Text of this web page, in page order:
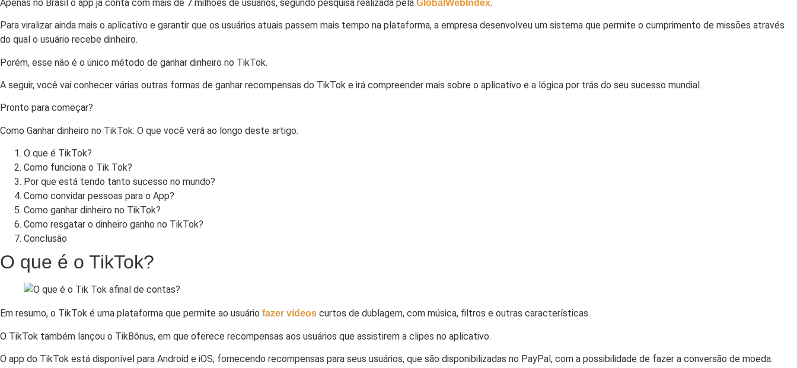
Apenas no Brasil o app já conta com mais de 7 milhões de usuários, segundo pesquisa realizada pela GlobalWebIndex.
Para viralizar ainda mais o aplicativo e garantir que os usuários atuais passem mais tempo na plataforma, a empresa desenvolveu um sistema que permite o cumprimento de missões através
do qual o usuário recebe dinheiro.
Porém, esse não é o único método de ganhar dinheiro no TikTok.
A seguir, você vai conhecer várias outras formas de ganhar recompensas do TikTok e irá compreender mais sobre o aplicativo e a lógica por trás do seu sucesso mundial.
Pronto para começar?
Como Ganhar dinheiro no TikTok: O que você verá ao longo deste artigo.
O que é TikTok?
Como funciona o Tik Tok?
Por que está tendo tanto sucesso no mundo?
Como convidar pessoas para o App?
Como ganhar dinheiro no TikTok?
Como resgatar o dinheiro ganho no TikTok?
Conclusão
O que é o TikTok?
Em resumo, o TikTok é uma plataforma que permite ao usuário fazer vídeos curtos de dublagem, com música, filtros e outras características.
O TikTok também lançou o TikBônus, em que oferece recompensas aos usuários que assistirem a clipes no aplicativo.
O app do TikTok está disponível para Android e iOS, fornecendo recompensas para seus usuários, que são disponibilizadas no PayPal, com a possibilidade de fazer a conversão de moeda.